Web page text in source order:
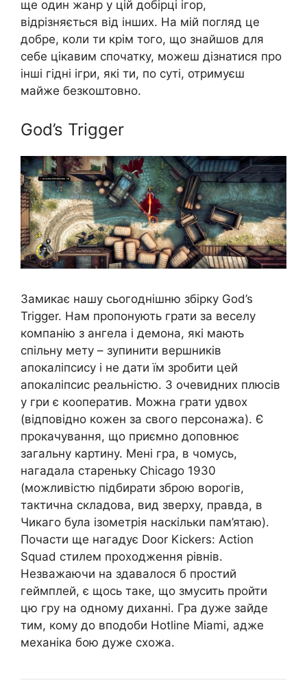
ще один жанр у цій добірці ігор,
відрізняється від інших. На мій погляд це
добре, коли ти крім того, що знайшов для
себе цікавим спочатку, можеш дізнатися про
інші гідні ігри, які ти, по суті, отримуєш
майже безкоштовно.
God’s Trigger
Замикає нашу сьогоднішню збірку God’s
Trigger. Нам пропонують грати за веселу
компанію з ангела і демона, які мають
спільну мету – зупинити вершників
апокаліпсису і не дати їм зробити цей
апокаліпсис реальністю. З очевидних плюсів
у гри є кооператив. Можна грати удвох
(відповідно кожен за свого персонажа). Є
прокачування, що приємно доповнює
загальну картину. Мені гра, в чомусь,
нагадала стареньку Chiсago 1930
(можливістю підбирати зброю ворогів,
тактична складова, вид зверху, правда, в
Чикаго була ізометрія наскільки пам’ятаю).
Почасти ще нагадує Door Kickers: Action
Squad стилем проходження рівнів.
Незважаючи на здавалося б простий
геймплей, є щось таке, що змусить пройти
цю гру на одному диханні. Гра дуже зайде
тим, кому до вподоби Hotline Miami, адже
механіка бою дуже схожа.